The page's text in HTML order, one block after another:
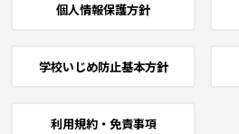
個人情報保護方針
学校いじめ防止基本方針
利用規約・免責事項